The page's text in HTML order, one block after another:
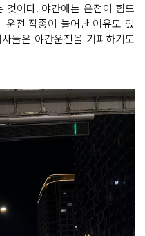
것이다. 야간에는 운전이 힘드
운전 직종이 늘어난 이유도 있
들은 야간운전을 기피하기도